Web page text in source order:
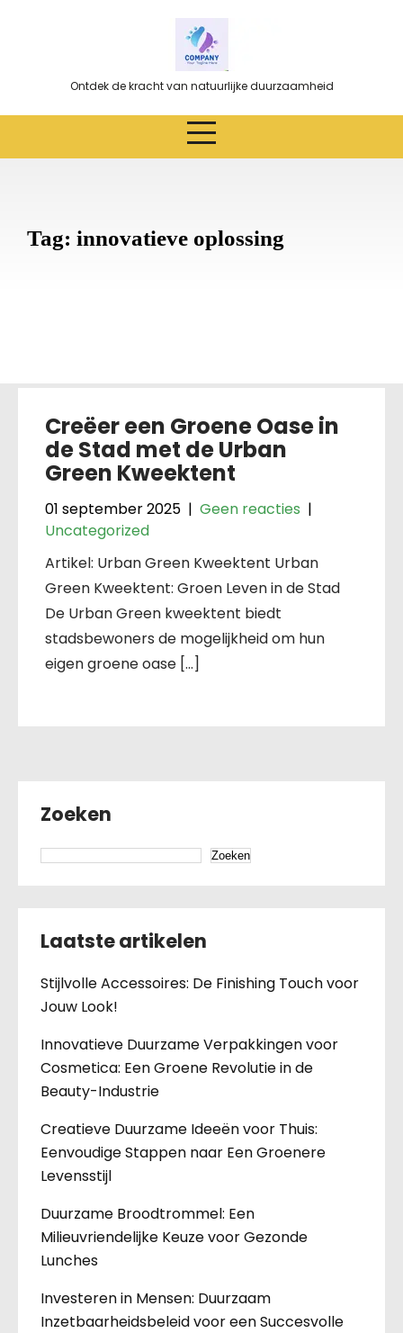
Ontdek de kracht van natuurlijke duurzaamheid
Tag: innovatieve oplossing
Creëer een Groene Oase in
de Stad met de Urban
Green Kweektent
01 september 2025 | Geen reacties |
Uncategorized
Artikel: Urban Green Kweektent Urban
Green Kweektent: Groen Leven in de Stad
De Urban Green kweektent biedt
stadsbewoners de mogelijkheid om hun
eigen groene oase […]
Zoeken
Zoeken
Laatste artikelen
Stijlvolle Accessoires: De Finishing Touch voor
Jouw Look!
Innovatieve Duurzame Verpakkingen voor
Cosmetica: Een Groene Revolutie in de
Beauty-Industrie
Creatieve Duurzame Ideeën voor Thuis:
Eenvoudige Stappen naar Een Groenere
Levensstijl
Duurzame Broodtrommel: Een
Milieuvriendelijke Keuze voor Gezonde
Lunches
Investeren in Mensen: Duurzaam
Inzetbaarheidsbeleid voor een Succesvolle